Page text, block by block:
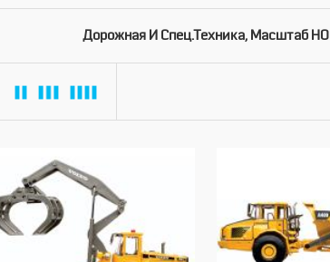
Дорожная И Спец.техника, Масштаб HO